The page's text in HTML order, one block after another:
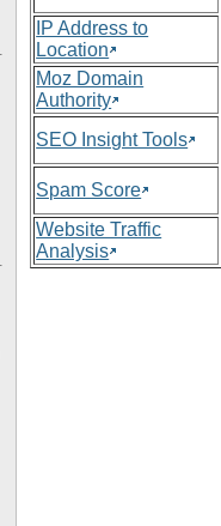
IP Address to
Location
Moz Domain
Authority
SEO Insight Tools
Spam Score
Website Traffic
Analysis